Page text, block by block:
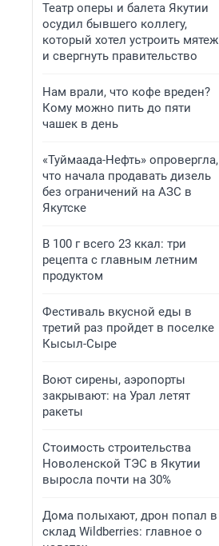
Театр оперы и балета Якутии
осудил бывшего коллегу,
который хотел устроить мятеж
и свергнуть правительство
Нам врали, что кофе вреден?
Кому можно пить до пяти
чашек в день
«Туймаада-Нефть» опровергла,
что начала продавать дизель
без ограничений на АЗС в
Якутске
В 100 г всего 23 ккал: три
рецепта с главным летним
продуктом
Фестиваль вкусной еды в
третий раз пройдет в поселке
Кысыл-Сыре
Воют сирены, аэропорты
закрывают: на Урал летят
ракеты
Стоимость строительства
Новоленской ТЭС в Якутии
выросла почти на 30%
Дома полыхают, дрон попал в
склад Wildberries: главное о